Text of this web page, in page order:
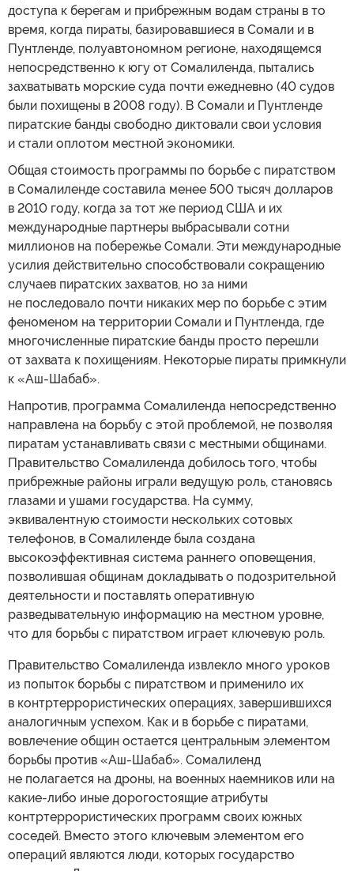
доступа к берегам и прибрежным водам страны в то
время, когда пираты, базировавшиеся в Сомали и в
Пунтленде, полуавтономном регионе, находящемся
непосредственно к югу от Сомалиленда, пытались
захватывать морские суда почти ежедневно (40 судов
были похищены в 2008 году). В Сомали и Пунтленде
пиратские банды свободно диктовали свои условия
и стали оплотом местной экономики.
Общая стоимость программы по борьбе с пиратством
в Сомалиленде составила менее 500 тысяч долларов
в 2010 году, когда за тот же период США и их
международные партнеры выбрасывали сотни
миллионов на побережье Сомали. Эти международные
усилия действительно способствовали сокращению
случаев пиратских захватов, но за ними
не последовало почти никаких мер по борьбе с этим
феноменом на территории Сомали и Пунтленда, где
многочисленные пиратские банды просто перешли
от захвата к похищениям. Некоторые пираты примкнули
к «Аш-Шабаб».
Напротив, программа Сомалиленда непосредственно
направлена на борьбу с этой проблемой, не позволяя
пиратам устанавливать связи с местными общинами.
Правительство Сомалиленда добилось того, чтобы
прибрежные районы играли ведущую роль, становясь
глазами и ушами государства. На сумму,
эквивалентную стоимости нескольких сотовых
телефонов, в Сомалиленде была создана
высокоэффективная система раннего оповещения,
позволившая общинам докладывать о подозрительной
деятельности и поставлять оперативную
разведывательную информацию на местном уровне,
что для борьбы с пиратством играет ключевую роль.
Правительство Сомалиленда извлекло много уроков
из попыток борьбы с пиратством и применило их
в контртеррористических операциях, завершившихся
аналогичным успехом. Как и в борьбе с пиратами,
вовлечение общин остается центральным элементом
борьбы против «Аш-Шабаб». Сомалиленд
не полагается на дроны, на военных наемников или на
какие-либо иные дорогостоящие атрибуты
контртеррористических программ своих южных
соседей. Вместо этого ключевым элементом его
операций являются люди, которых государство